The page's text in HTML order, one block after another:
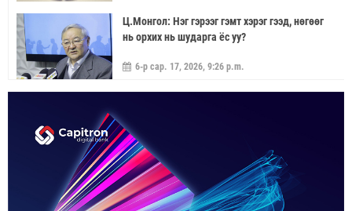
Ц.Монгол: Нэг гэрээг гэмт хэрэг гээд, нөгөөг
нь орхих нь шударга ёс уу?
6-р сар. 17, 2026, 9:26 p.m.
ҮЙЛДВЭРИЙН ХЭДЭН ХУВИЙГ ЭЗЭМШИХ ВЭ
ГЭДЭГ АСУУДАЛ ГАРЧ ИРНЭ
5-р сар. 21, 2026, 11:40 a.m.
ЗУУН НАСЫГ ДАВСАН “ХӨВЧИЙН ХӨХ
ГОНИО” АЛДАРТАЙ Д.ГОНЧИГДАГВА